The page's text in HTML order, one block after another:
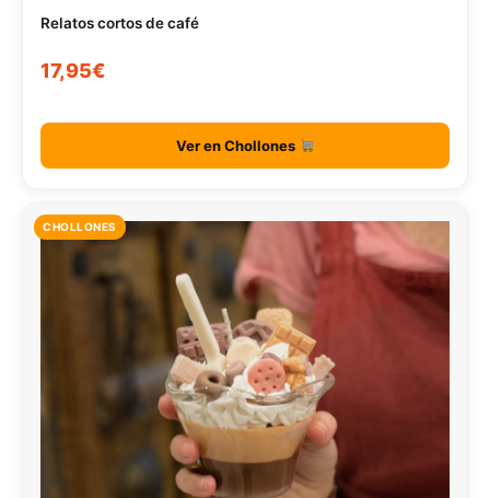
Relatos cortos de café
17,95€
Ver en Chollones
CHOLLONES